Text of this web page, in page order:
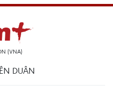
(VNA)
DUÂN